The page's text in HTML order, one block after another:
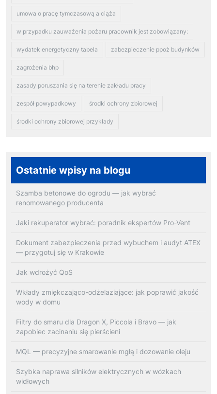
umowa o pracę tymczasową a ciąża
w przypadku zauważenia pożaru pracownik jest zobowiązany:
wydatek energetyczny tabela zabezpieczenie ppoż budynków
zagrożenia bhp
zasady poruszania się na terenie zakładu pracy
zespół powypadkowy środki ochrony zbiorowej
środki ochrony zbiorowej przykłady
Ostatnie wpisy na blogu
Szamba betonowe do ogrodu — jak wybrać
renomowanego producenta
Jaki rekuperator wybrać: poradnik ekspertów Pro-Vent
Dokument zabezpieczenia przed wybuchem i audyt ATEX
— przygotuj się w Krakowie
Jak wdrożyć QoS
Wkłady zmiękczająco-odżelaziające: jak poprawić jakość
wody w domu
Filtry do smaru dla Dragon X, Piccola i Bravo — jak
zapobiec zacinaniu się pierścieni
MQL — precyzyjne smarowanie mgłą i dozowanie oleju
Szybka naprawa silników elektrycznych w wózkach
widłowych